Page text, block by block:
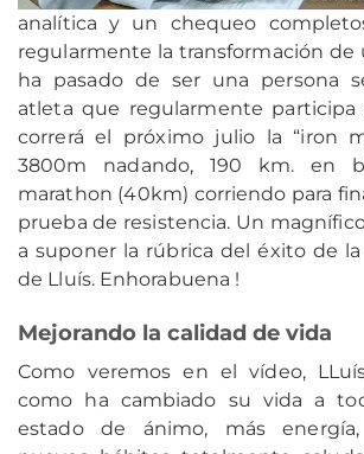
analítica y un chequeo
regularmente la transformación
ha pasado de ser una persona
atleta que regularmente participa
correrá el próximo julio la “iron
3800m nadando, 190 km. en
marathon (40km) corriendo para
prueba de resistencia. Un
a suponer la rúbrica del éxito de
de Lluís. Enhorabuena !
Mejorando la calidad de vida
Como veremos en el vídeo,
como ha cambiado su vida a
estado de ánimo, más